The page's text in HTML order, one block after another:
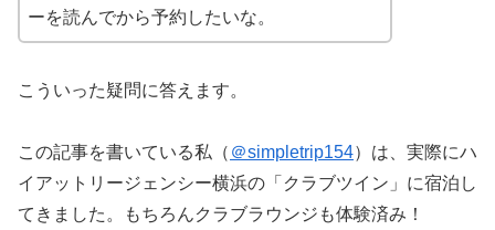
ーを読んでから予約したいな。
こういった疑問に答えます。
この記事を書いている私（ ＠simpletrip154）は、実際にハ
イアットリージェンシー横浜の「クラブツイン」に宿泊し
てきました。もちろんクラブラウンジも体験済み！